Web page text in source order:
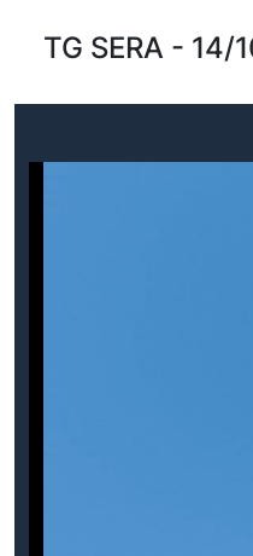
TG SERA - 14/